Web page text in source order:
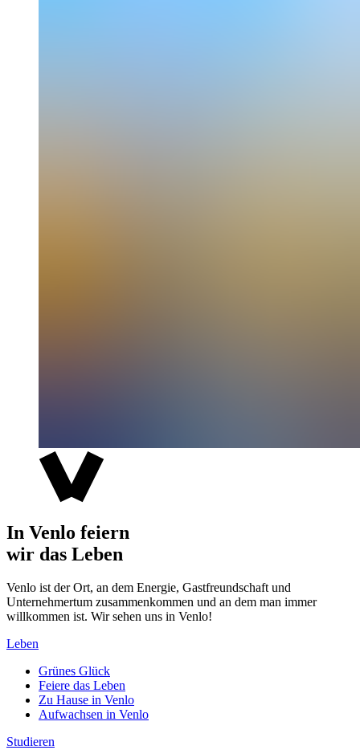
In Venlo feiern
wir das Leben
Venlo ist der Ort, an dem Energie, Gastfreundschaft und
Unternehmertum zusammenkommen und an dem man immer
willkommen ist. Wir sehen uns in Venlo!
Leben
Grünes Glück
Feiere das Leben
Zu Hause in Venlo
Aufwachsen in Venlo
Studieren